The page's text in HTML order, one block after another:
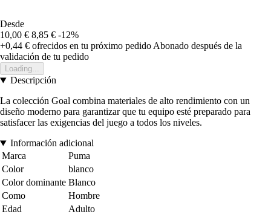
Desde
10,00 € 8,85 € -12%
+0,44 € ofrecidos en tu próximo pedido Abonado después de la
validación de tu pedido
Loading...
Descripción
La colección Goal combina materiales de alto rendimiento con un
diseño moderno para garantizar que tu equipo esté preparado para
satisfacer las exigencias del juego a todos los niveles.
Información adicional
Marca
Puma
Color
blanco
Color dominante Blanco
Como
Hombre
Edad
Adulto